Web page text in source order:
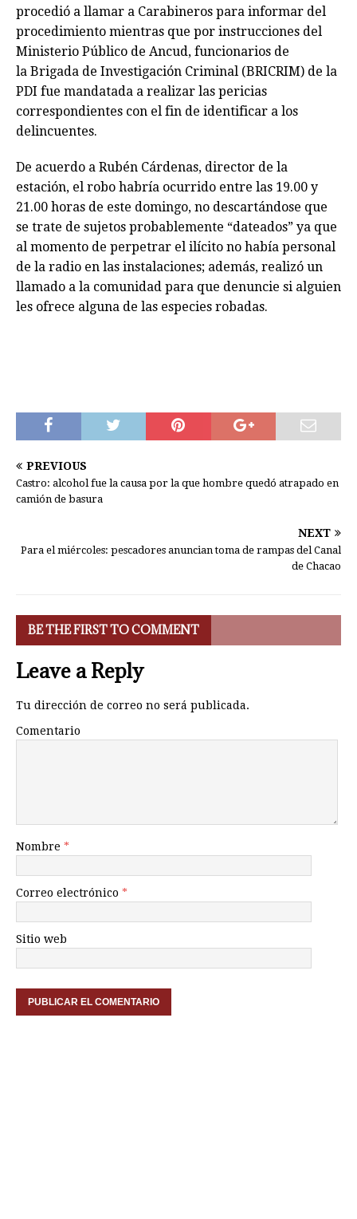
procedió a llamar a Carabineros para informar del
procedimiento mientras que por instrucciones del
Ministerio Público de Ancud, funcionarios de
la Brigada de Investigación Criminal (BRICRIM) de la
PDI fue mandatada a realizar las pericias
correspondientes con el fin de identificar a los
delincuentes.
De acuerdo a Rubén Cárdenas, director de la
estación, el robo habría ocurrido entre las 19.00 y
21.00 horas de este domingo, no descartándose que
se trate de sujetos probablemente “dateados” ya que
al momento de perpetrar el ilícito no había personal
de la radio en las instalaciones; además, realizó un
llamado a la comunidad para que denuncie si alguien
les ofrece alguna de las especies robadas.
PREVIOUS
Castro: alcohol fue la causa por la que hombre quedó atrapado en
camión de basura
NEXT
Para el miércoles: pescadores anuncian toma de rampas del Canal
de Chacao
BE THE FIRST TO COMMENT
Leave a Reply
Tu dirección de correo no será publicada.
Comentario
Nombre *
Correo electrónico *
Sitio web